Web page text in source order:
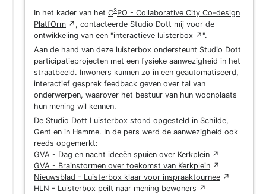
In het kader van het C3PO - Collaborative City Co-design
PlatfOrm ↗ , contacteerde Studio Dott mij voor de
ontwikkeling van een "interactieve luisterbox ↗ ".
Aan de hand van deze luisterbox ondersteunt Studio Dott
participatieprojecten met een fysieke aanwezigheid in het
straatbeeld. Inwoners kunnen zo in een geautomatiseerd,
interactief gesprek feedback geven over tal van
onderwerpen, waarover het bestuur van hun woonplaats
hun mening wil kennen.
De Studio Dott Luisterbox stond opgesteld in Schilde,
Gent en in Hamme. In de pers werd de aanwezigheid ook
reeds opgemerkt:
GVA - Dag en nacht ideeën spuien over Kerkplein ↗
GVA - Brainstormen over toekomst van Kerkplein ↗
Nieuwsblad - Luisterbox klaar voor inspraaktournee ↗
HLN - Luisterbox peilt naar mening bewoners ↗